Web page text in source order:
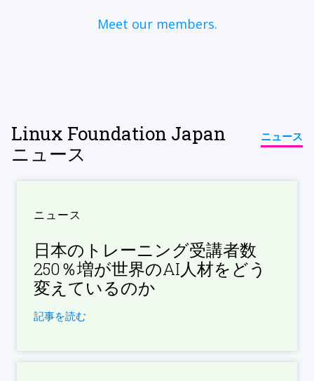
Meet our members.
Linux Foundation Japan
ニュース
ニュース
ニュース
日本のトレーニング受講者数
250％増が世界のAI人材をどう
変えているのか
記事を読む